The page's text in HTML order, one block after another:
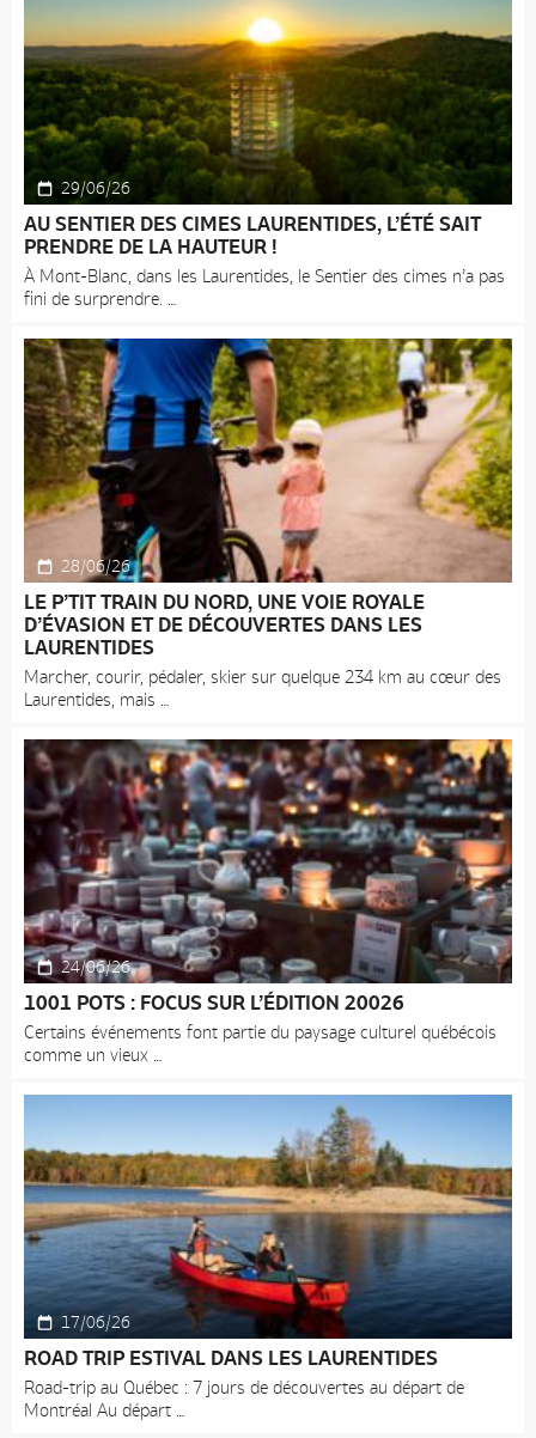
29/06/26
AU SENTIER DES CIMES LAURENTIDES, L’ÉTÉ SAIT
PRENDRE DE LA HAUTEUR !
À Mont-Blanc, dans les Laurentides, le Sentier des cimes n’a pas
fini de surprendre.
28/06/26
LE P’TIT TRAIN DU NORD, UNE VOIE ROYALE
D’ÉVASION ET DE DÉCOUVERTES DANS LES
LAURENTIDES
Marcher, courir, pédaler, skier sur quelque 234 km au cœur des
Laurentides, mais
24/06/26
1001 POTS : FOCUS SUR L’ÉDITION 20026
Certains événements font partie du paysage culturel québécois
comme un vieux
17/06/26
ROAD TRIP ESTIVAL DANS LES LAURENTIDES
Road-trip au Québec : 7 jours de découvertes au départ de
Montréal Au départ